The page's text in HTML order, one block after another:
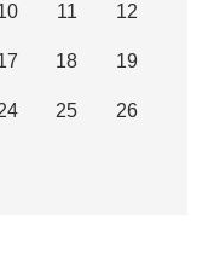
11 12
18 19
25 26